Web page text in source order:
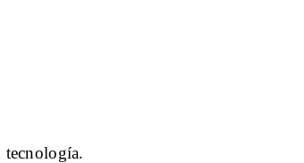
tecnología.